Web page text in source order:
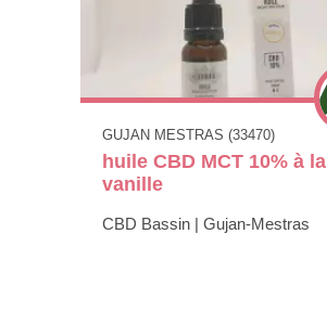
GUJAN MESTRAS (33470)
huile CBD MCT 10% à la
vanille
CBD Bassin | Gujan-Mestras